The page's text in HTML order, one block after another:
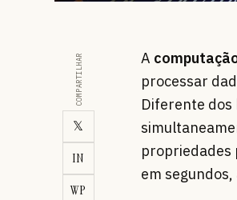
COMPARTILHAR
𝕏
IN
WP
A
processar
Diferente dos
propriedades
em